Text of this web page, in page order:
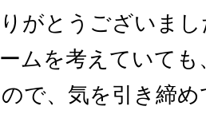
がとうございまし
ムを考えていて
で、気を引き締